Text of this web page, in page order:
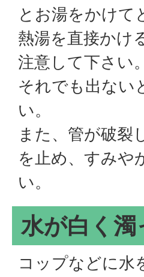
とお湯をかけて
熱湯を直接かけ
注意して下さい。
それでも出ない
い。
また、管が破裂
を止め、すみや
い。
水が白く濁
コップなどに水